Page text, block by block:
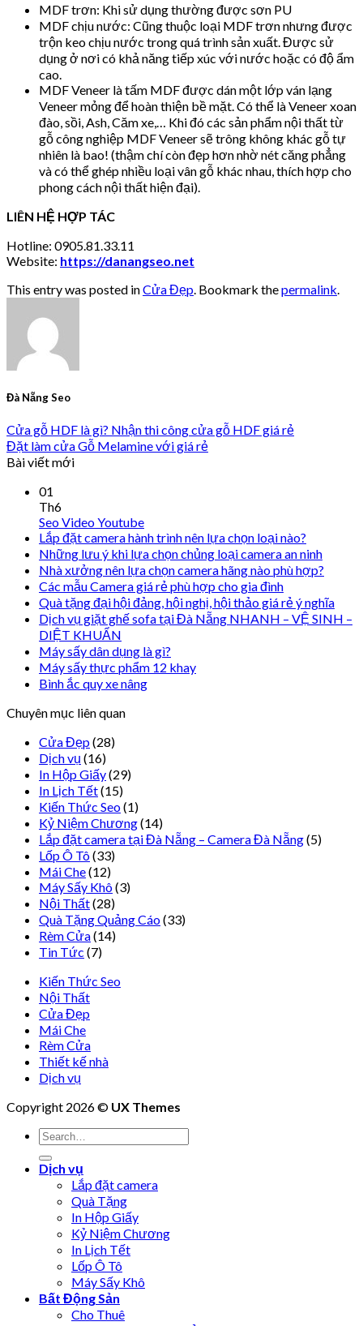
MDF trơn: Khi sử dụng thường được sơn PU
MDF chịu nước: Cũng thuộc loại MDF trơn nhưng được
trộn keo chịu nước trong quá trình sản xuất. Được sử
dụng ở nơi có khả năng tiếp xúc với nước hoặc có độ ẩm
cao.
MDF Veneer là tấm MDF được dán một lớp ván lạng
Veneer mỏng để hoàn thiện bề mặt. Có thể là Veneer xoan
đào, sồi, Ash, Căm xe,… Khi đó các sản phẩm nội thất từ
gỗ công nghiệp MDF Veneer sẽ trông không khác gỗ tự
nhiên là bao! (thậm chí còn đẹp hơn nhờ nét căng phẳng
và có thể ghép nhiều loại vân gỗ khác nhau, thích hợp cho
phong cách nội thất hiện đại).
LIÊN HỆ HỢP TÁC
Hotline: 0905.81.33.11
Website: https://danangseo.net
This entry was posted inCửa Đẹp . Bookmark thepermalink
Đà Nẵng Seo
Cửa gỗ HDF là gì? Nhận thi công cửa gỗ HDF giá rẻ
Đặt làm cửa Gỗ Melamine với giá rẻ
Bài viết mới
01
Th6
Seo Video Youtube
Lắp đặt camera hành trình nên lựa chọn loại nào?
Những lưu ý khi lựa chọn chủng loại camera an ninh
Nhà xưởng nên lựa chọn camera hãng nào phù hợp?
Các mẫu Camera giá rẻ phù hợp cho gia đình
Quà tặng đại hội đảng, hội nghị, hội thảo giá rẻ ý nghĩa
Dịch vụ giặt ghế sofa tại Đà Nẵng NHANH – VỆ SINH –
DIỆT KHUẨN
Máy sấy dân dụng là gì?
Máy sấy thực phẩm 12 khay
Bình ắc quy xe nâng
Chuyên mục liên quan
Cửa Đẹp(28)
Dịch vụ (16)
In Hộp Giấy(29)
In Lịch Tết(15)
Kiến Thức Seo(1)
Kỷ Niệm Chương(14)
Lắp đặt camera tại Đà Nẵng – Camera Đà Nẵng(5)
Lốp Ô Tô(33)
Mái Che(12)
Máy Sấy Khô(3)
Nội Thất(28)
Quà Tặng Quảng Cáo(33)
Rèm Cửa(14)
Tin Tức (7)
Kiến Thức Seo
Nội Thất
Cửa Đẹp
Mái Che
Rèm Cửa
Thiết kế nhà
Dịch vụ
Copyright 2026 © UX Themes
Dịch vụ
Lắp đặt camera
Quà Tặng
In Hộp Giấy
Kỷ Niệm Chương
In Lịch Tết
Lốp Ô Tô
Máy Sấy Khô
Bất Động Sản
Cho Thuê